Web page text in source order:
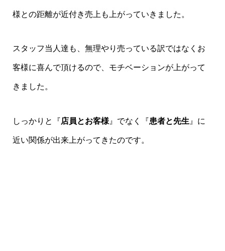
様との距離が近付き売上も上がっていきました。
スタッフ当人達も、無理やり売っている訳ではなくお
客様に喜んで頂けるので、モチベーションが上がって
きました。
しっかりと『店員とお客様』でなく『患者と先生 』に
近い関係が出来上がってきたのです。